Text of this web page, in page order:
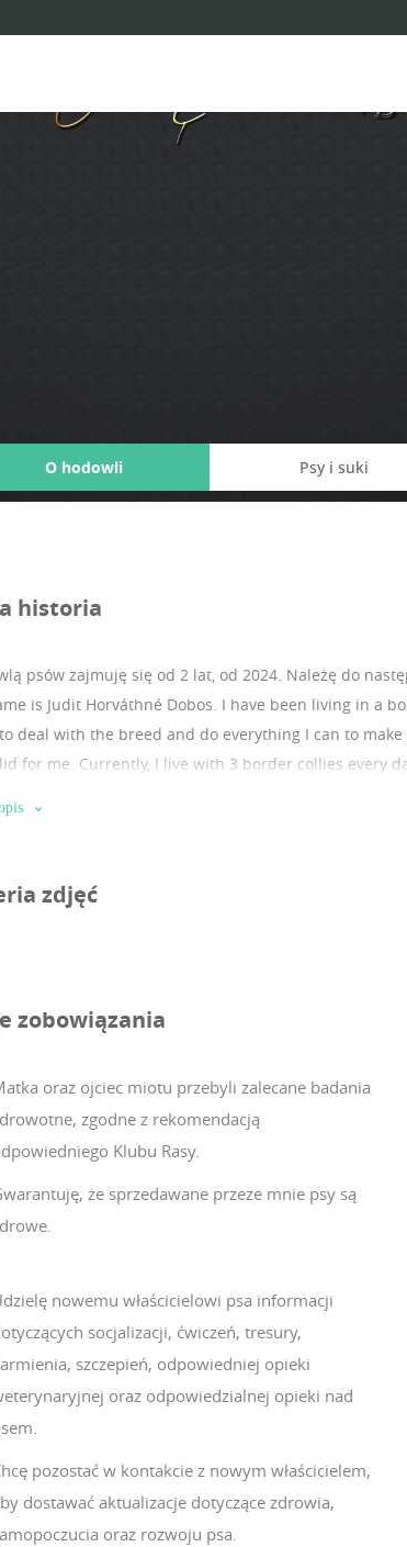
O hodowli Psy i suki
historia
psów zajmuję się od 2 lat, od 2024. Należę do
is Judit Horváthné Dobos. I have been living in a
deal with the breed and do everything I can to
for me. Currently, I live with 3 border collies every
zdjęć
zobowiązania
oraz ojciec miotu przebyli zalecane badania
zgodne z rekomendacją
Klubu Rasy.
że sprzedawane przeze mnie psy są
nowemu właścicielowi psa informacji
socjalizacji, ćwiczeń, tresury,
szczepień, odpowiedniej opieki
oraz odpowiedzialnej opieki nad
pozostać w kontakcie z nowym właścicielem,
dostawać aktualizacje dotyczące zdrowia,
oraz rozwoju psa.